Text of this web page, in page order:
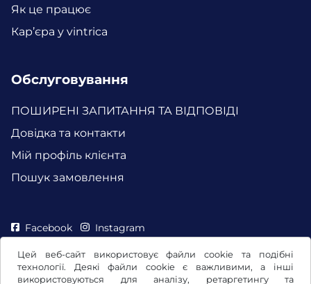
Цей веб-сайт використовує файли cookie та подібні
технології. Деякі файли cookie є важливими, а інші
використовуються для аналізу, ретаргетингу та
Як це працює
Кар’єра у vintrica
Обслуговування
ПОШИРЕНІ ЗАПИТАННЯ ТА ВІДПОВІДІ
Довідка та контакти
Мій профіль клієнта
Пошук замовлення
Facebook Instagram